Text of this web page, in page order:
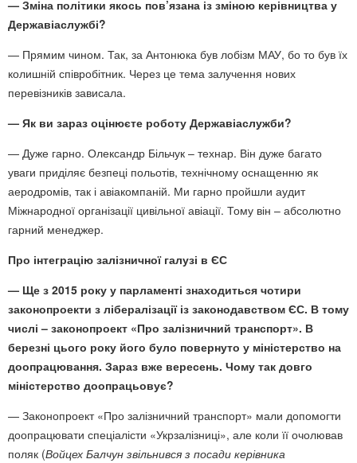
— Зміна політики якось пов’язана із зміною керівництва у
Державіаслужбі?
— Прямим чином. Так, за Антонюка був лобізм МАУ, бо то був їх
колишній співробітник. Через це тема залучення нових
перевізників зависала.
— Як ви зараз оцінюєте роботу Державіаслужби?
— Дуже гарно. Олександр Більчук – технар. Він дуже багато
уваги приділяє безпеці польотів, технічному оснащенню як
аеродромів, так і авіакомпаній. Ми гарно пройшли аудит
Міжнародної організації цивільної авіації. Тому він – абсолютно
гарний менеджер.
Про інтеграцію залізничної галузі в ЄС
— Ще з 2015 року у парламенті знаходиться чотири
законопроекти з лібералізації із законодавством ЄС. В тому
числі – законопроект «Про залізничний транспорт». В
березні цього року його було повернуто у міністерство на
доопрацювання. Зараз вже вересень. Чому так довго
міністерство доопрацьовує?
— Законопроект «Про залізничний транспорт» мали допомогти
доопрацювати спеціалісти «Укрзалізниці», але коли її очолював
поляк (Войцех Балчун звільнився з посади керівника